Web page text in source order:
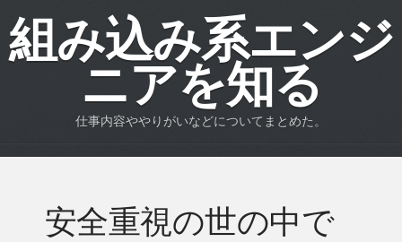
組み込み系エンジ
ニアを知る
仕事内容ややりがいなどについてまとめた。
安全重視の世の中で